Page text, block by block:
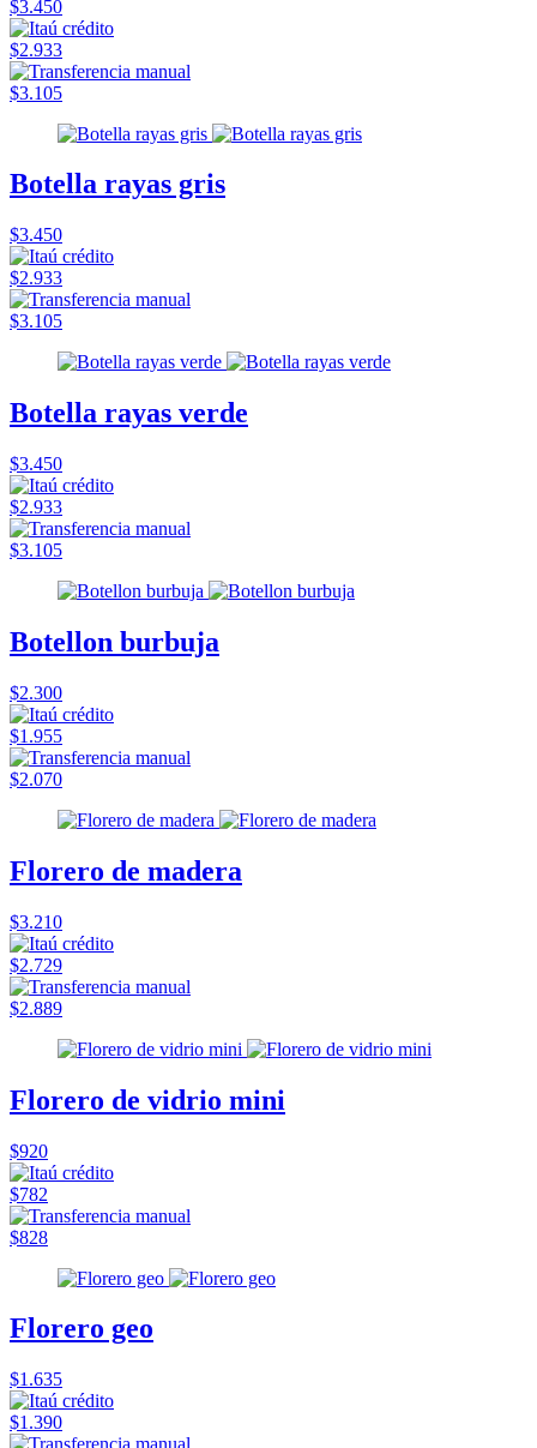
$3.450
$2.933
$3.105
Botella rayas gris
$3.450
$2.933
$3.105
Botella rayas verde
$3.450
$2.933
$3.105
Botellon burbuja
$2.300
$1.955
$2.070
Florero de madera
$3.210
$2.729
$2.889
Florero de vidrio mini
$920
$782
$828
Florero geo
$1.635
$1.390